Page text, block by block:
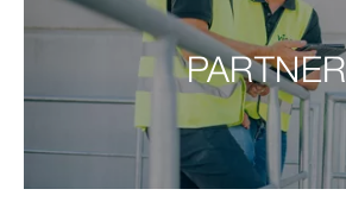
PARTNER